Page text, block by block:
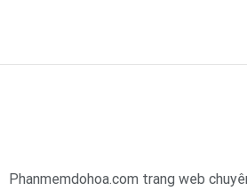
Phanmemdohoa.com trang web